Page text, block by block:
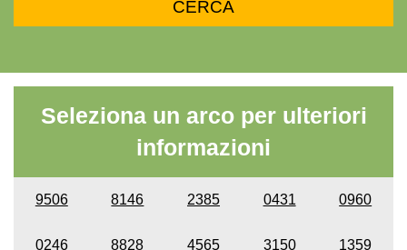
Seleziona un arco per ulteriori
informazioni
9506 8146 2385 0431 0960
0246 8828 4565 3150 1359